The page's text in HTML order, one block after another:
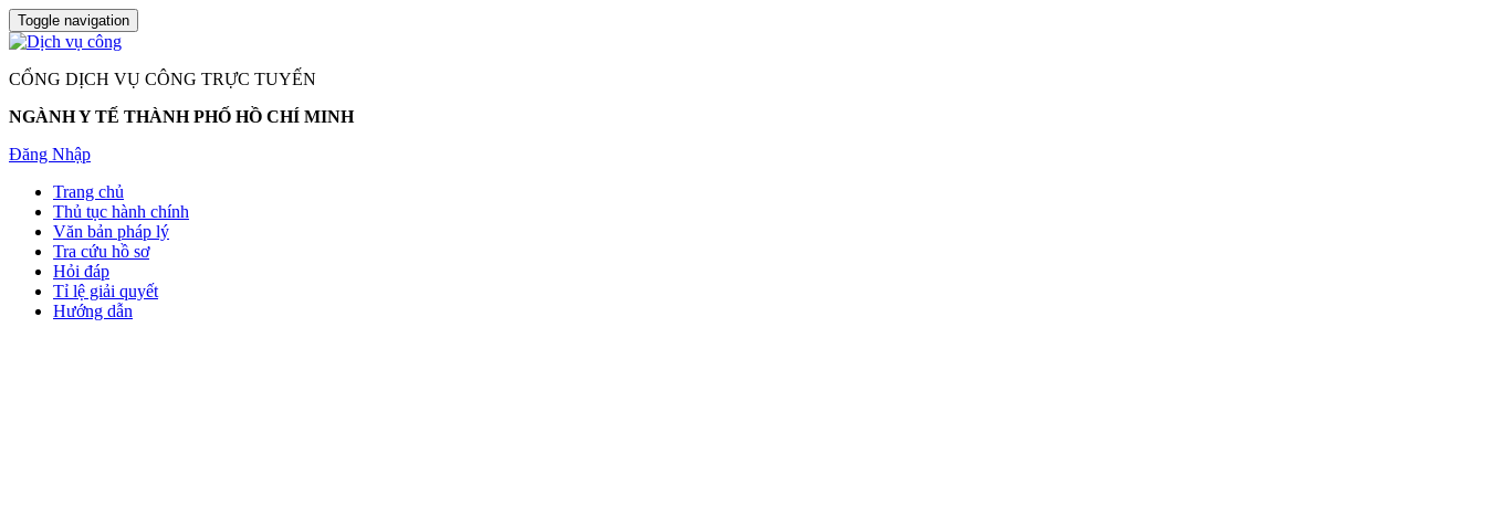
Toggle navigation
CỔNG DỊCH VỤ CÔNG TRỰC TUYẾN
NGÀNH Y TẾ THÀNH PHỐ HỒ CHÍ MINH
Đăng Nhập
Trang chủ
Thủ tục hành chính
Văn bản pháp lý
Tra cứu hồ sơ
Hỏi đáp
Tỉ lệ giải quyết
Hướng dẫn